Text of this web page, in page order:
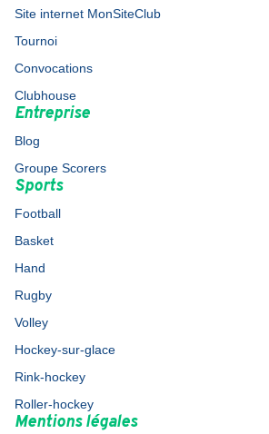
Site internet MonSiteClub
Tournoi
Convocations
Clubhouse
Entreprise
Blog
Groupe Scorers
Sports
Football
Basket
Hand
Rugby
Volley
Hockey-sur-glace
Rink-hockey
Roller-hockey
Mentions légales